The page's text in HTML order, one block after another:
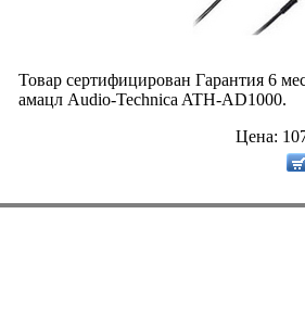
Товар сертифицирован Гарантия 6
амацл Audio-Technica ATH-AD1000.
Цена: